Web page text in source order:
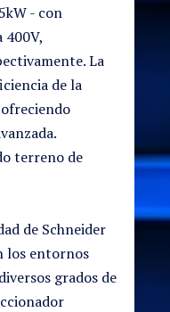
- con
400V,
La
de la
terreno de
de Schneider
los entornos
grados de